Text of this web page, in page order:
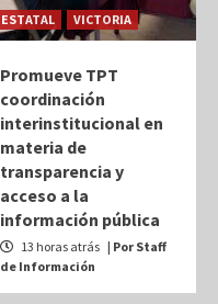
ESTATAL VICTORIA
Promueve TPT
coordinación
interinstitucional en
materia de
transparencia y
acceso a la
información pública
13 horas atrás | Por Staff
de Información